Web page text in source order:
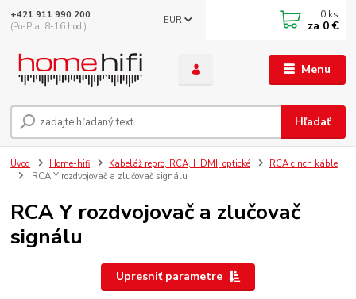
Menu
EUR
Hľadať
+421 911 990 200
(Po-Pia, 8-16 hod.)
0 ks
za 0 €
Úvod Home-hifi Kabeláž repro, RCA, HDMI, optické
RCA cinch káble
RCA Y rozdvojovač a zlučovač signálu
RCA Y rozdvojovač a zlučovač
signálu
Upresniť parametre